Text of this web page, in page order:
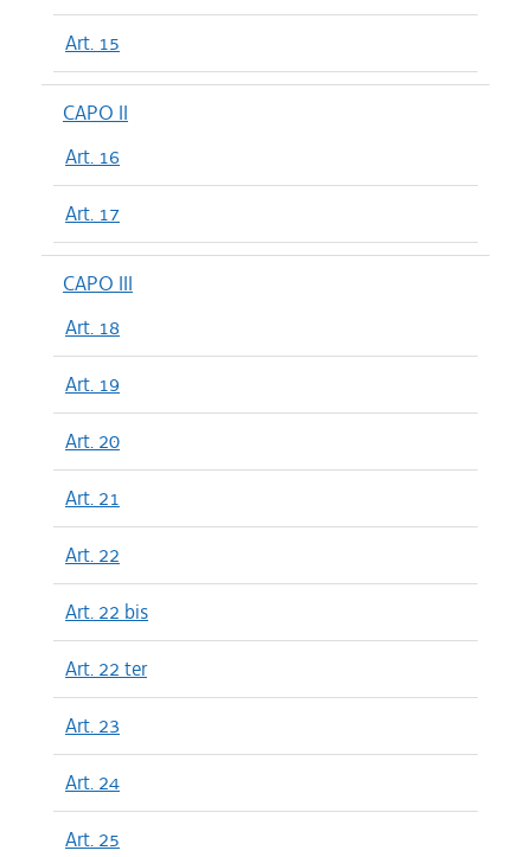
Art. 15
CAPO II
Art. 16
Art. 17
CAPO III
Art. 18
Art. 19
Art. 20
Art. 21
Art. 22
Art. 22 bis
Art. 22 ter
Art. 23
Art. 24
Art. 25